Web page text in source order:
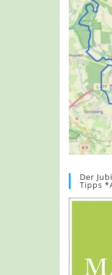
Der
Tipps